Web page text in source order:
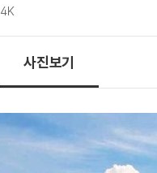
4K
사진보기